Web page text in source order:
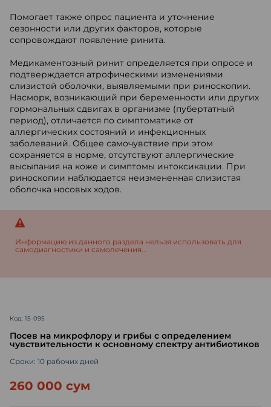
Помогает также опрос пациента и уточнение
сезонности или других факторов, которые
сопровождают появление ринита.
Медикаментозный ринит определяется при опросе и
подтверждается атрофическими изменениями
слизистой оболочки, выявляемыми при риноскопии.
Насморк, возникающий при беременности или других
гормональных сдвигах в организме (пубертатный
период), отличается по симптоматике от
аллергических состояний и инфекционных
заболеваний. Общее самочувствие при этом
сохраняется в норме, отсутствуют аллергические
высыпания на коже и симптомы интоксикации. При
риноскопии наблюдается неизмененная слизистая
оболочка носовых ходов.
Информацию из данного раздела нельзя использовать для
самодиагностики и самолечения...
Код: 15-095
Посев на микрофлору и грибы с определением
чувствительности к основному спектру антибиотиков
Сроки: 10 рабочих дней
260 000 сум